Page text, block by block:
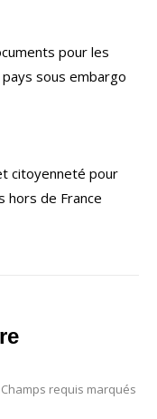
pour les
sous embargo
citoyenneté pour
hors de France
requis marqués